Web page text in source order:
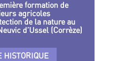
formation de
agricoles
de la nature au
d’Ussel (Corrèze)
HISTORIQUE